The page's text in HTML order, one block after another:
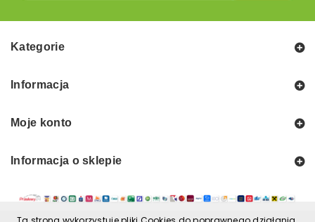
Kategorie
Informacja
Moje konto
Informacja o sklepie